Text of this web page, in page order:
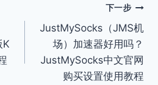
K
下一步
JustMySocks（JMS机
场）加速器好用吗？
JustMySocks中文官网
购买设置使用教程